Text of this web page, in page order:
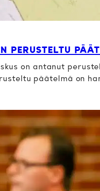
PERUSTELTU
on antanut
päätelmä on